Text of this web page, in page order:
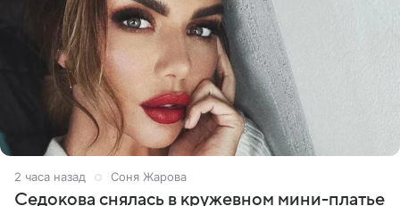
2 часа назад Соня Жарова
Седокова снялась в кружевном мини-платье